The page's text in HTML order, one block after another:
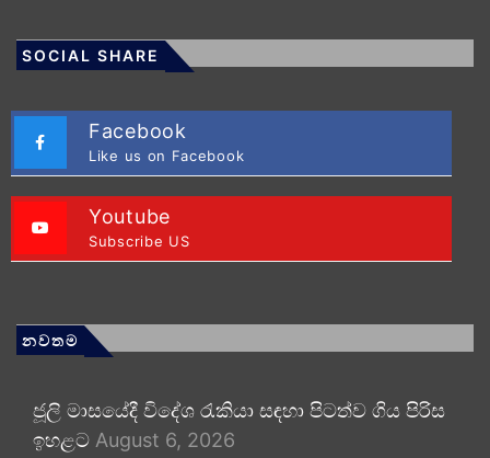
SOCIAL SHARE
Facebook
Like us on Facebook
Youtube
Subscribe US
නවතම
ජූලි මාසයේදී විදේශ රැකියා සඳහා පිටත්ව ගිය පිරිස
ඉහළට August 6, 2026